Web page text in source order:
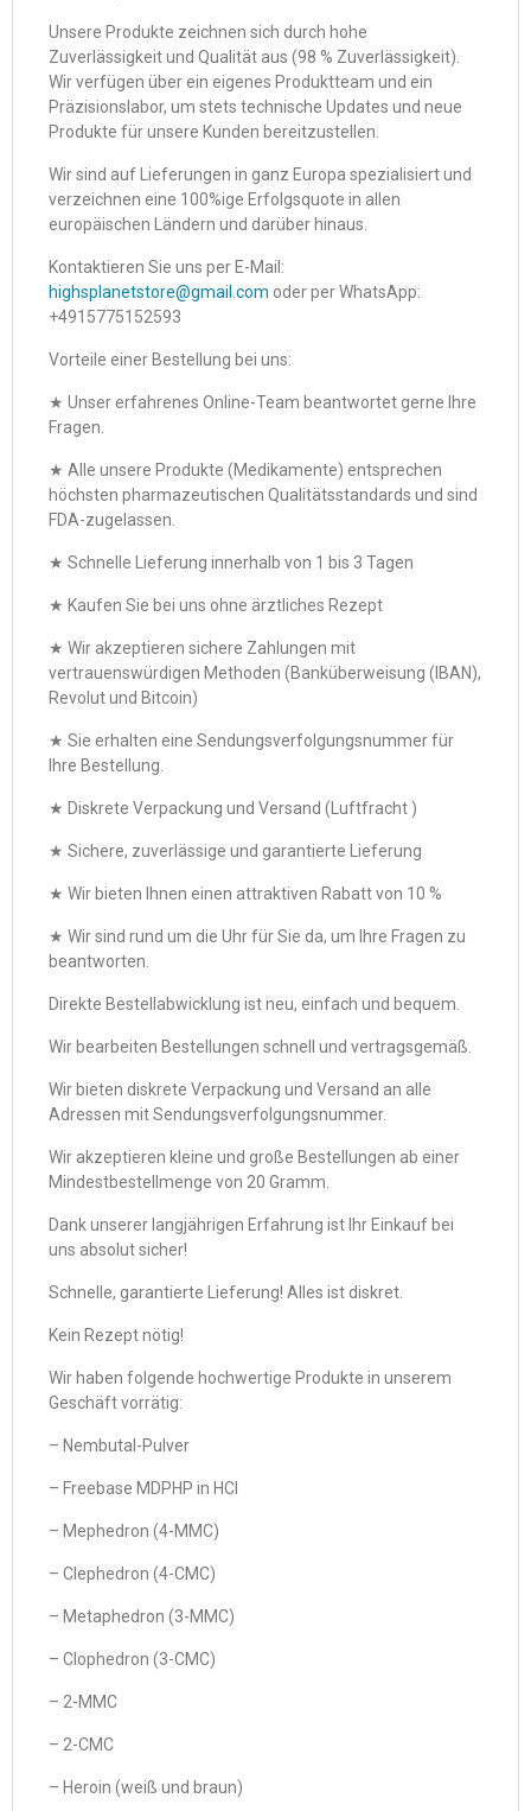
Unsere Produkte zeichnen sich durch hohe
Zuverlässigkeit und Qualität aus (98 % Zuverlässigkeit).
Wir verfügen über ein eigenes Produktteam und ein
Präzisionslabor, um stets technische Updates und neue
Produkte für unsere Kunden bereitzustellen.
Wir sind auf Lieferungen in ganz Europa spezialisiert und
verzeichnen eine 100%ige Erfolgsquote in allen
europäischen Ländern und darüber hinaus.
Kontaktieren Sie uns per E-Mail:
highsplanetstore@gmail.com oder per WhatsApp:
+4915775152593
Vorteile einer Bestellung bei uns:
★ Unser erfahrenes Online-Team beantwortet gerne Ihre
Fragen.
★ Alle unsere Produkte (Medikamente) entsprechen
höchsten pharmazeutischen Qualitätsstandards und sind
FDA-zugelassen.
★ Schnelle Lieferung innerhalb von 1 bis 3 Tagen
★ Kaufen Sie bei uns ohne ärztliches Rezept
★ Wir akzeptieren sichere Zahlungen mit
vertrauenswürdigen Methoden (Banküberweisung (IBAN),
Revolut und Bitcoin)
★ Sie erhalten eine Sendungsverfolgungsnummer für
Ihre Bestellung.
★ Diskrete Verpackung und Versand (Luftfracht )
★ Sichere, zuverlässige und garantierte Lieferung
★ Wir bieten Ihnen einen attraktiven Rabatt von 10 %
★ Wir sind rund um die Uhr für Sie da, um Ihre Fragen zu
beantworten.
Direkte Bestellabwicklung ist neu, einfach und bequem.
Wir bearbeiten Bestellungen schnell und vertragsgemäß.
Wir bieten diskrete Verpackung und Versand an alle
Adressen mit Sendungsverfolgungsnummer.
Wir akzeptieren kleine und große Bestellungen ab einer
Mindestbestellmenge von 20 Gramm.
Dank unserer langjährigen Erfahrung ist Ihr Einkauf bei
uns absolut sicher!
Schnelle, garantierte Lieferung! Alles ist diskret.
Kein Rezept nötig!
Wir haben folgende hochwertige Produkte in unserem
Geschäft vorrätig:
– Nembutal-Pulver
– Freebase MDPHP in HCl
– Mephedron (4-MMC)
– Clephedron (4-CMC)
– Metaphedron (3-MMC)
– Clophedron (3-CMC)
– 2-MMC
– 2-CMC
– Heroin (weiß und braun)